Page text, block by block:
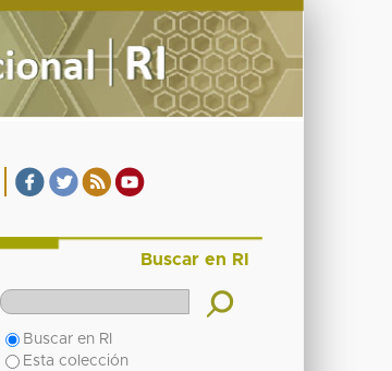
Buscar en RI
Buscar en RI
Esta colección